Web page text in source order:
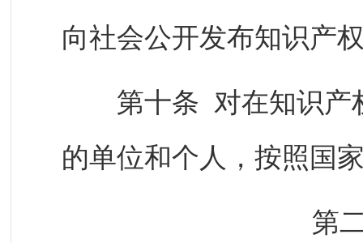
向社会公开发布知识产
第十条 对在知识产
的单位和个人，按照国
第